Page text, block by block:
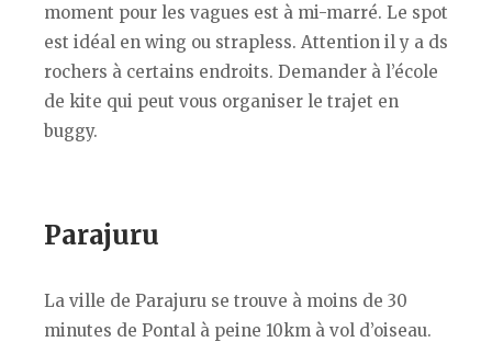
moment pour les vagues est à mi-marré. Le spot
est idéal en wing ou strapless. Attention il y a ds
rochers à certains endroits. Demander à l’école
de kite qui peut vous organiser le trajet en
buggy.
Parajuru
La ville de Parajuru se trouve à moins de 30
minutes de Pontal à peine 10km à vol d’oiseau.